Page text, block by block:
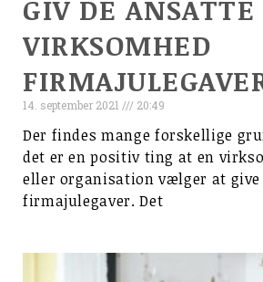
GIV DE
VIRKSOMHED
14. september 2021 20:49
Der findes mange forskellige
det er en positiv ting at en
eller organisation vælger at give
firmajulegaver. Det